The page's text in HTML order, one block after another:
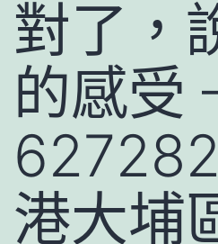
對了，
的感受
港大埔